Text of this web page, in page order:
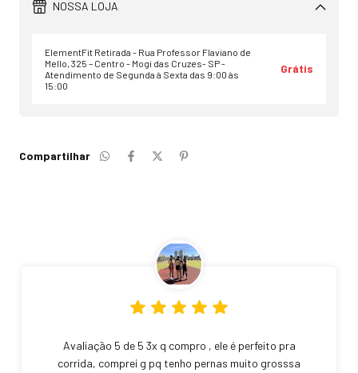
NOSSA LOJA
ElementFit Retirada - Rua Professor Flaviano de
Mello, 325 – Centro - Mogi das Cruzes- SP -
Atendimento de Segunda à Sexta das 9:00 às
15:00
Grátis
Compartilhar
Avaliação 5 de 5 3x q compro , ele é perfeito pra
corrida, comprei g pq tenho pernas muito grosssa